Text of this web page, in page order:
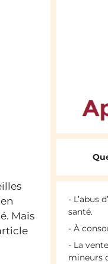
Mais
- L’abus
santé.
- À
- La
mineurs